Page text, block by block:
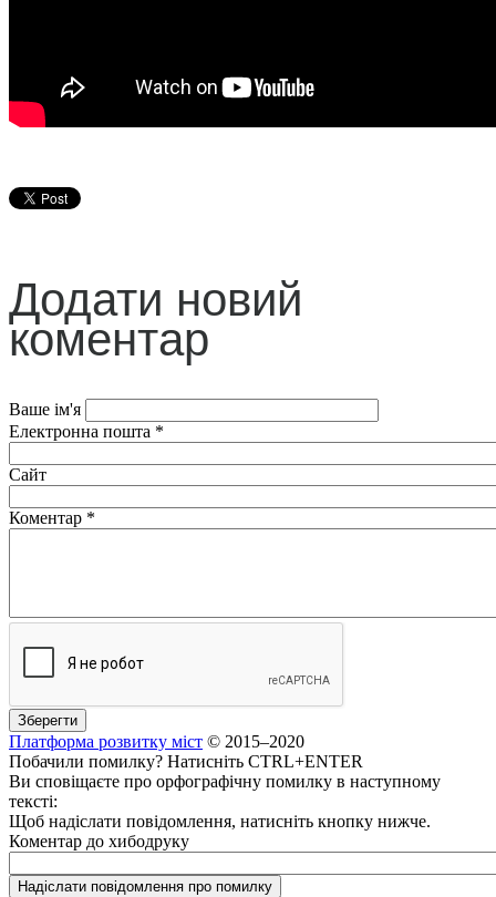
Додати новий
коментар
Ваше ім'я
Електронна пошта *
Сайт
Коментар *
Платформа розвитку міст © 2015–2020
Побачили помилку? Натисніть CTRL+ENTER
Ви сповіщаєте про орфографічну помилку в наступному
тексті:
Щоб надіслати повідомлення, натисніть кнопку нижче.
Коментар до хибодруку